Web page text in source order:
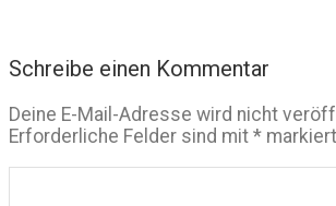
Schreibe einen Kommentar
Deine E-Mail-Adresse wird nicht
Erforderliche Felder sind mit * markiert